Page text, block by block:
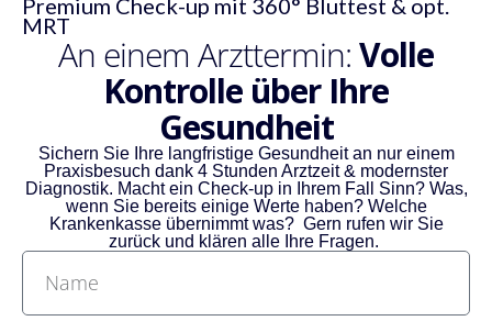
Premium Check-up mit 360° Bluttest & opt.
MRT
An einem Arzttermin:Volle
Kontrolle über Ihre
Gesundheit
Sichern Sie Ihre langfristige Gesundheit an nur einem
Praxisbesuch dank 4 Stunden Arztzeit & modernster
Diagnostik. Macht ein Check-up in Ihrem Fall Sinn? Was,
wenn Sie bereits einige Werte haben? Welche
Krankenkasse übernimmt was? Gern rufen wir Sie
zurück und klären alle Ihre Fragen.